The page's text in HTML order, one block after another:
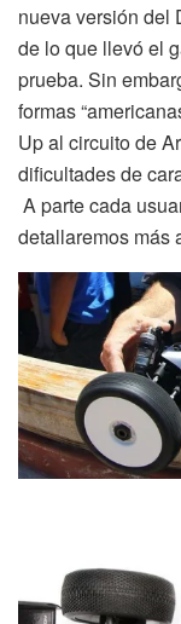
nueva versión del
de lo que llevó el
prueba. Sin
formas
Up al circuito de
dificultades de
A parte cada
detallaremos más